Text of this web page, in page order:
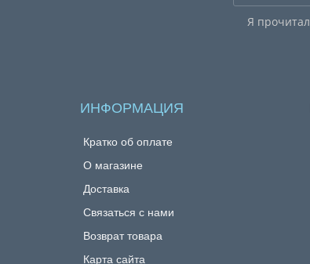
Я прочитал
ИНФОРМАЦИЯ
Кратко об оплате
О магазине
Доставка
Связаться с нами
Возврат товара
Карта сайта